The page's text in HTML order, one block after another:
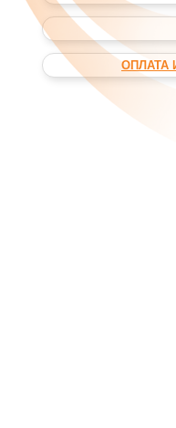
ОПЛАТА